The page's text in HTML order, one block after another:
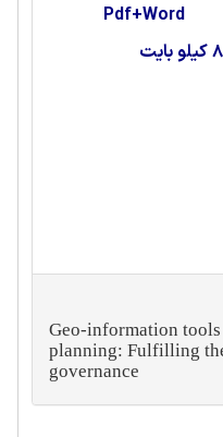
Pdf+Word
Geo-information
planning: Fulfilling
governance